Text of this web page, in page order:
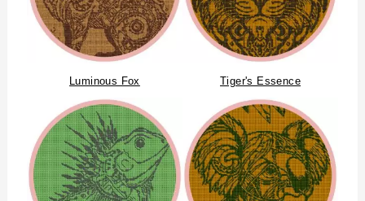
Luminous Fox Tiger's Essence